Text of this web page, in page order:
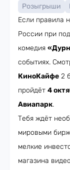
Розыгрыши
Если правила
России при
комедия
событиях.
КиноКайфе 2
пройдёт 4
Авиапарк.
Тебя ждёт
мировыми
мелкие
магазина